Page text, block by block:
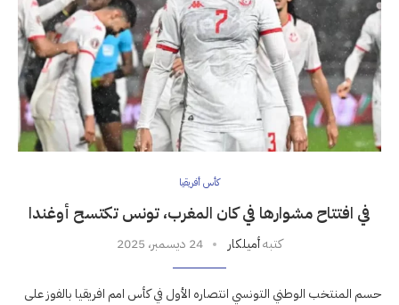
كأس أفريقيا
في افتتاح مشوارها في كان المغرب، تونس تكتسح أوغندا
كتبهأميلكار 24 ديسمبر، 2025
حسم المنتخب الوطني التونسي انتصاره الأول في كأس امم افريقيا بالفوز على